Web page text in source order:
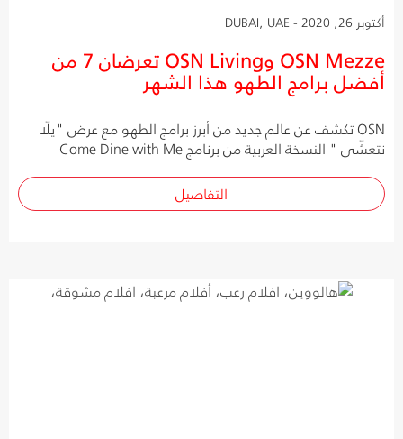
أكتوبر 26, 2020 - DUBAI, UAE
OSN Mezze وOSN Living تعرضان 7 من
أفضل برامج الطهو هذا الشهر
OSN تكشف عن عالم جديد من أبرز برامج الطهو مع عرض "يلّا
نتعشّى " النسخة العربية من برنامج Come Dine with Me
التفاصيل